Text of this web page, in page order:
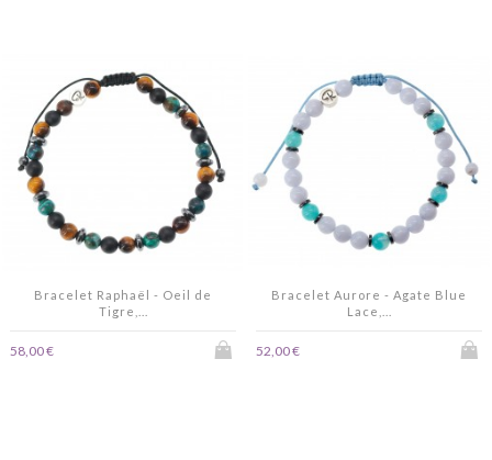
Bracelet Raphaël - Oeil de
Tigre,...
58,00 €
Bracelet Aurore - Agate Blue
Lace,...
52,00 €